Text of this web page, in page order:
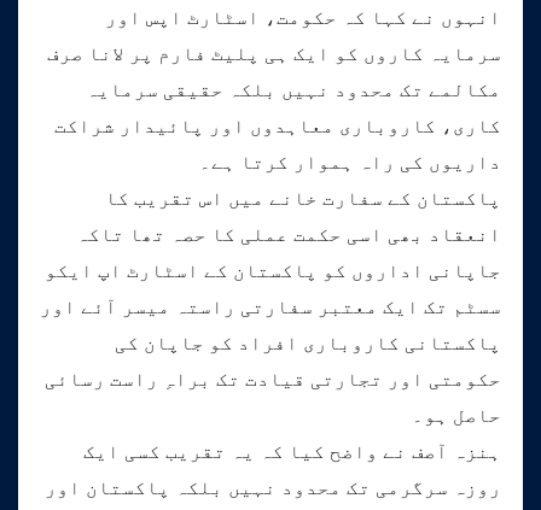
انہوں نے کہا کہ حکومت، اسٹارٹ اپس اور
سرمایہ کاروں کو ایک ہی پلیٹ فارم پر لانا صرف
مکالمے تک محدود نہیں بلکہ حقیقی سرمایہ
کاری، کاروباری معاہدوں اور پائیدار شراکت
داریوں کی راہ ہموار کرتا ہے۔
پاکستان کے سفارت خانے میں اس تقریب کا
انعقاد بھی اسی حکمت عملی کا حصہ تھا تاکہ
جاپانی اداروں کو پاکستان کے اسٹارٹ اپ ایکو
سسٹم تک ایک معتبر سفارتی راستہ میسر آئے اور
پاکستانی کاروباری افراد کو جاپان کی
حکومتی اور تجارتی قیادت تک براہِ راست رسائی
حاصل ہو۔
ہنزہ آصف نے واضح کیا کہ یہ تقریب کسی ایک
روزہ سرگرمی تک محدود نہیں بلکہ پاکستان اور